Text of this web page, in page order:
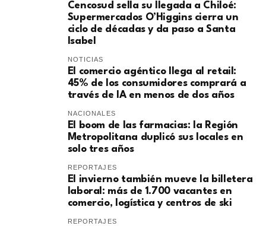
Cencosud sella su llegada a Chiloé:
Supermercados O’Higgins cierra un
ciclo de décadas y da paso a Santa
Isabel
NOTICIAS
El comercio agéntico llega al retail:
45% de los consumidores comprará a
través de IA en menos de dos años
NACIONALES
El boom de las farmacias: la Región
Metropolitana duplicó sus locales en
solo tres años
REPORTAJES
El invierno también mueve la billetera
laboral: más de 1.700 vacantes en
comercio, logística y centros de ski
REPORTAJES